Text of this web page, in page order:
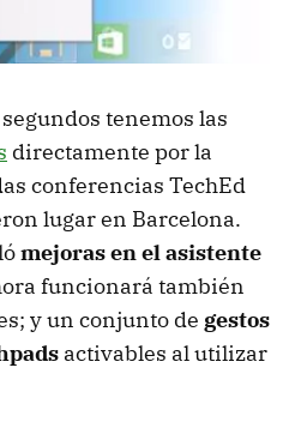
tenemos las
directamente por la
conferencias TechEd
lugar en Barcelona.
mejoras en el asistente
funcionará también
y un conjunto de gestos
activables al utilizar